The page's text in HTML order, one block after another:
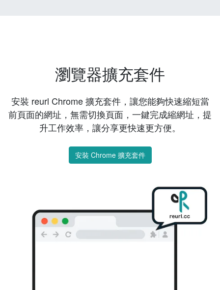
瀏覽器擴充套件
安裝 reurl Chrome 擴充套件，讓您能夠快速縮短當
前頁面的網址，無需切換頁面，一鍵完成縮網址，提
升工作效率，讓分享更快速更方便。
安裝 Chrome 擴充套件